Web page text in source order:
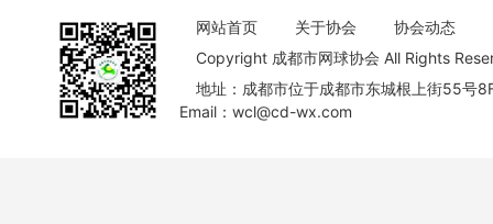
网站首页 关于协会
协会动态
Copyright 成都市网球协会 All Rights
地址：成都市位于成都市东城根上街55号
Email：wcl@cd-wx.com